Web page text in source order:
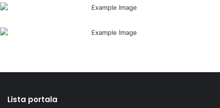
Lista portala